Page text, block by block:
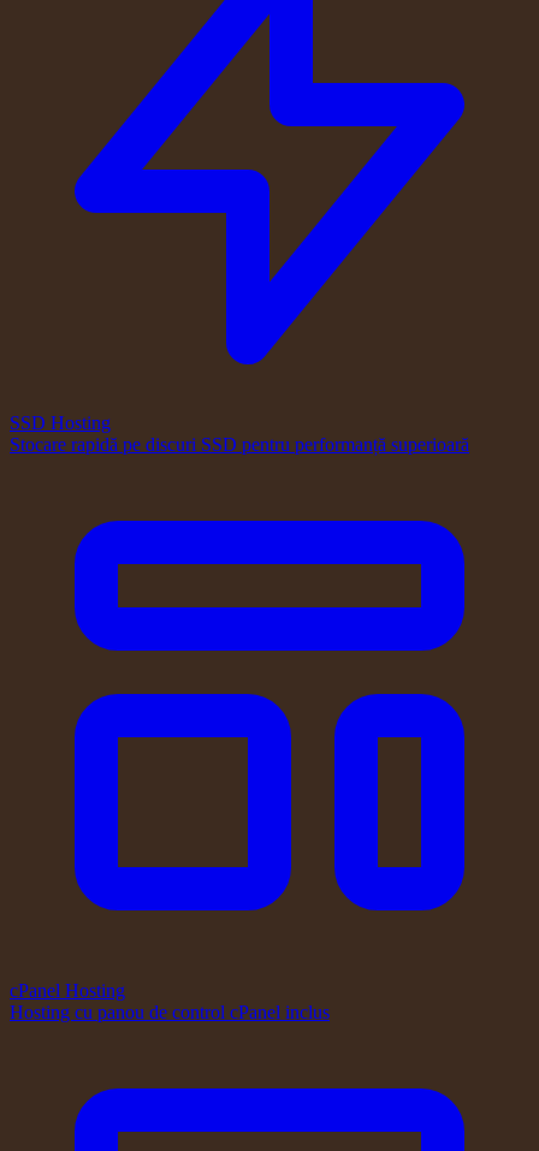
SSD Hosting
Stocare rapidă pe discuri SSD pentru performanță superioară
cPanel Hosting
Hosting cu panou de control cPanel inclus